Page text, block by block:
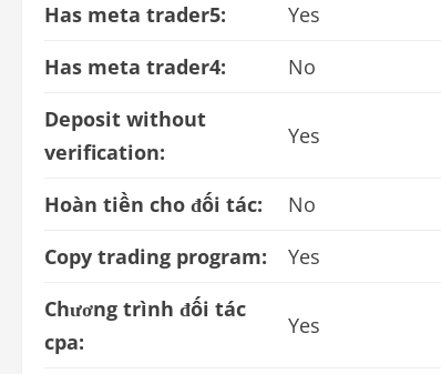
Has meta trader5:
Yes
Has meta trader4:
No
Deposit without
verification:
Yes
Hoàn tiền cho đối tác:
No
Copy trading program:
Yes
Chương trình đối tác
cpa:
Yes